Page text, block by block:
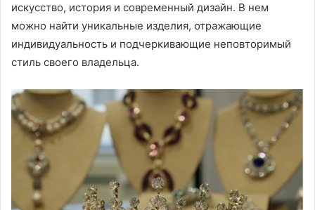
искусство, история и современный дизайн. В нем
можно найти уникальные изделия, отражающие
индивидуальность и подчеркивающие неповторимый
стиль своего владельца.